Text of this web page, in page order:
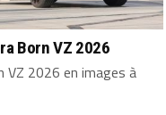
Born VZ 2026
VZ 2026 en images à